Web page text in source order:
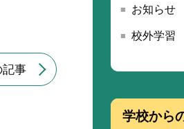
記事
お知らせ
校外学習
学校から